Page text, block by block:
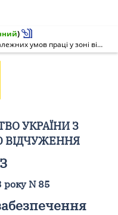
)
Про заходи щодо забезпечення належних умов праці у зоні відчуження під час дії високих температур
УКРАЇНИ З
ВІДЧУЖЕННЯ
року N 85